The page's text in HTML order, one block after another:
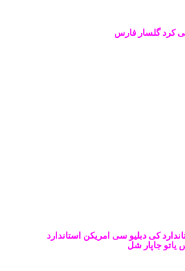
کرد گلسار فارس
کی دبلیو سی امریکن استاندارد
یاتو جاپار شل